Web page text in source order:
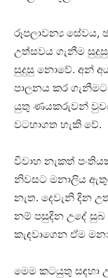
රූපලාවන්‍ය සේවය,
උත්සවය ගැනීම
සුදුසු නොවේ. අන්
පාලනය කර
යුතු ණයකරුවන්
වටහාගත හැකි වේ.
විවාහ නැකත්
නිවසට මනාලිය
නැත. දෙවැනි දින
නම් පසුදින උදේ
කැඳවාගෙන ඒම
මෙම කටයුතු සඳහා